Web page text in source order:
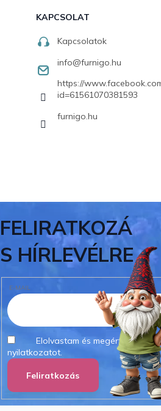
KAPCSOLAT
Kapcsolatok
info@furnigo.hu
https://
id=61561070381593
furnigo.hu
FELIRATKOZÁ
S HÍRLEVÉLRE
E-MAIL
Elolvastam és megértettem az
nyilatkozatot.
Feliratkozás